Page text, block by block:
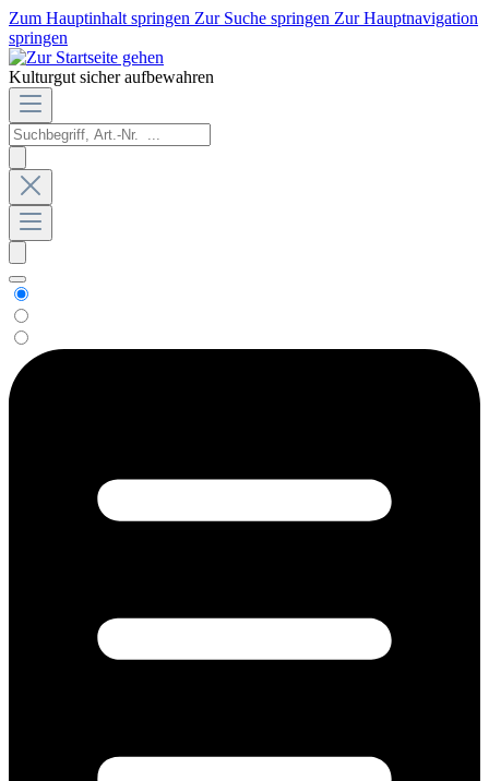
Zum Hauptinhalt springen Zur Suche springen Zur Hauptnavigation
springen
Kulturgut sicher aufbewahren